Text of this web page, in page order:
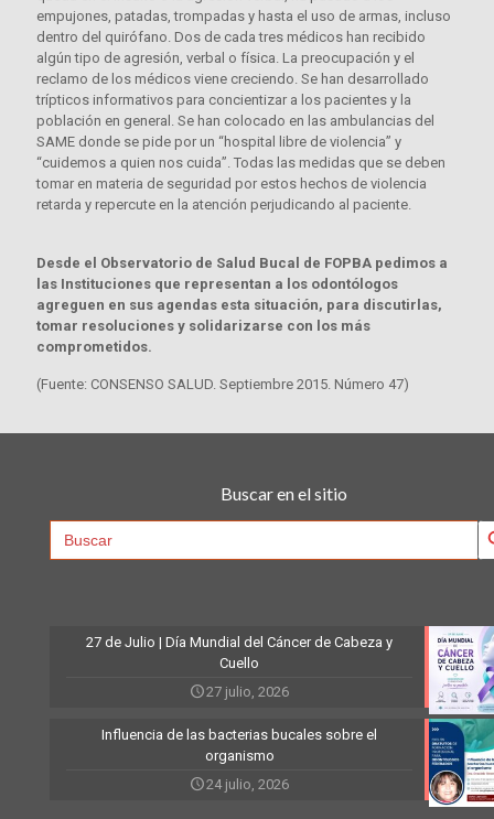
empujones, patadas, trompadas y hasta el uso de armas, incluso
dentro del quirófano. Dos de cada tres médicos han recibido
algún tipo de agresión, verbal o física. La preocupación y el
reclamo de los médicos viene creciendo. Se han desarrollado
trípticos informativos para concientizar a los pacientes y la
población en general. Se han colocado en las ambulancias del
SAME donde se pide por un “hospital libre de violencia” y
“cuidemos a quien nos cuida”. Todas las medidas que se deben
tomar en materia de seguridad por estos hechos de violencia
retarda y repercute en la atención perjudicando al paciente.
Desde el Observatorio de Salud Bucal de FOPBA pedimos a
las Instituciones que representan a los odontólogos
agreguen en sus agendas esta situación, para discutirlas,
tomar resoluciones y solidarizarse con los más
comprometidos.
(Fuente: CONSENSO SALUD. Septiembre 2015. Número 47)
Buscar en el sitio
Search
27 de Julio | Día Mundial del Cáncer de Cabeza y
Cuello
27 julio, 2026
Influencia de las bacterias bucales sobre el
organismo
24 julio, 2026